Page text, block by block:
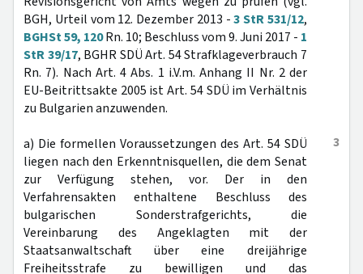
BGH, Urteil vom 12. Dezember 2013 -3 StR 531/12,
BGHSt 59, 120Rn. 10; Beschluss vom 9. Juni 2017 - 1
StR 39/17, BGHR SDÜ Art. 54 Strafklageverbrauch 7
Rn. 7). Nach Art. 4 Abs. 1 i.V.m. Anhang II Nr. 2 der
EU-Beitrittsakte 2005 ist Art. 54 SDÜ im Verhältnis
zu Bulgarien anzuwenden.
3
a) Die formellen Voraussetzungen des Art. 54 SDÜ
liegen nach den Erkenntnisquellen, die dem Senat
zur Verfügung stehen, vor. Der in den
Verfahrensakten enthaltene Beschluss des
bulgarischen Sonderstrafgerichts, die
Vereinbarung des Angeklagten mit der
Staatsanwaltschaft über eine dreijährige
Freiheitsstrafe zu bewilligen und das